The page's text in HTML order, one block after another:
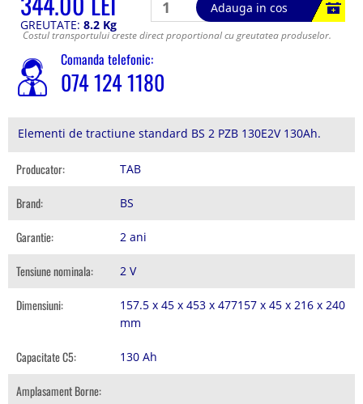
Adauga in cos
GREUTATE: 8.2 Kg
Costul transportului creste direct proportional cu greutatea produselor.
Comanda telefonic:
074 124 1180
Elementi de tractiune standard BS 2 PZB 130E2V 130Ah.
Producator: TAB
Brand: BS
Garantie: 2 ani
Tensiune nominala: 2 V
Dimensiuni:
157.5 x 45 x 453 x 477157 x 45 x 216 x 240
mm
Capacitate C5: 130 Ah
Amplasament Borne: